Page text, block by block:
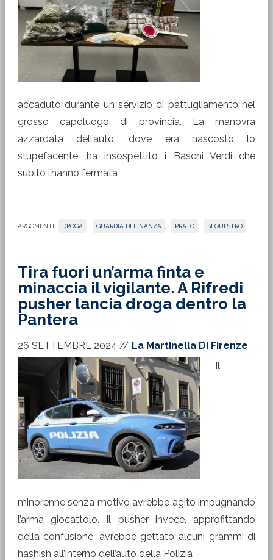
accaduto durante un servizio di pattugliamento nel
grosso capoluogo di provincia. La manovra
azzardata dell’auto, dove era nascosto lo
stupefacente, ha insospettito i Baschi Verdi che
subito l’hanno fermata
ARGOMENTI: DROGA GUARDIA DI FINANZA PRATO SEQUESTRO
Tira fuori un’arma finta e
minaccia il vigilante. A Rifredi
pusher lancia droga dentro la
Pantera
26 SETTEMBRE 2024 // La Martinella Di Firenze
Il
minorenne senza motivo avrebbe agito impugnando
l’arma giocattolo. Il pusher invece, approfittando
della confusione, avrebbe gettato alcuni grammi di
hashish all’interno dell’auto della Polizia